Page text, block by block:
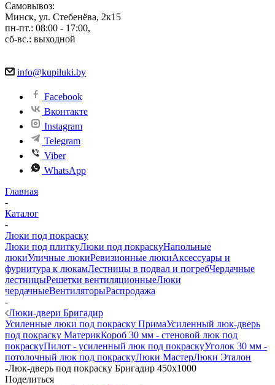
Самовывоз:
Минск, ул. Стебенёва, 2к15
пн-пт.: 08:00 - 17:00,
сб-вс.: выходной
info@kupiluki.by
Facebook
Вконтакте
Instagram
Telegram
Viber
WhatsApp
Главная
-
Каталог
-
Люки под покраску
Люки под плиткуЛюки под покраскуНапольные
люкиУличные люкиРевизионные люкиАксессуары и
фурнитура к люкамЛестницы в подвал и погребЧердачные
лестницыРешетки вентиляционныеЛюки
чердачныеВентиляторыРаспродажа
-
Люки-двери Бригадир
Усиленные люки под покраску ПримаУсиленный люк-дверь
под покраску МатерикКороб 30 мм - стеновой люк под
покраскуПилот - усиленный люк под покраскуУголок 30 мм -
потолочный люк под покраскуЛюки МастерЛюки Эталон
-Люк-дверь под покраску Бригадир 450х1000
Поделиться